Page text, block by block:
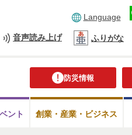
Language
音声読み上げ ふりがな
防災情報
ント 創業・産業・ビジネス